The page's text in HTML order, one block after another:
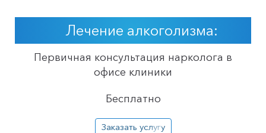
Лечение алкоголизма:
Первичная консультация нарколога в
офисе клиники
Бесплатно
Заказать услугу